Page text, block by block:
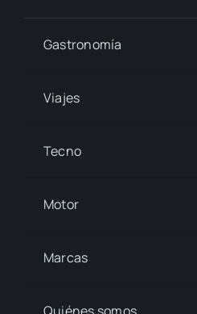
Gastronomía
Viajes
Tecno
Motor
Marcas